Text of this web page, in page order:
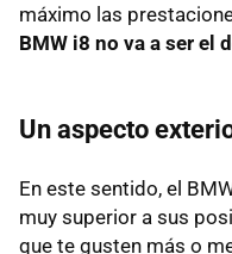
máximo las
BMW i8 no va a ser el
Un aspecto
En este sentido, el
muy superior a sus
que te gusten más o